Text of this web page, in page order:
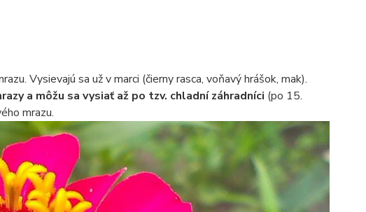
Vysievajú sa už v marci (čierny rasca, voňavý hrášok, mak).
a môžu sa vysiať až po tzv. chladní záhradníci (po 15.
mrazu.